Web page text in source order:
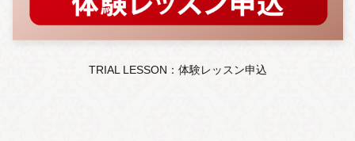
TRIAL LESSON：体験レッスン申込